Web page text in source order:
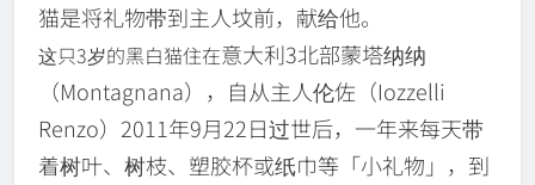
猫是将礼物带到主人坟前，献给他。
这只3岁的黑白猫住在意大利3北部蒙塔纳纳
（Montagnana），自从主人伦佐（Iozzelli
Renzo）2011年9月22日过世后，一年来每天带
着树叶、树枝、塑胶杯或纸巾等「小礼物」，到